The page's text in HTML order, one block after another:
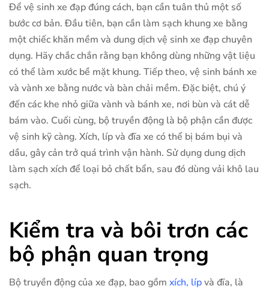
Để vệ sinh xe đạp đúng cách, bạn cần tuân thủ một số
bước cơ bản. Đầu tiên, bạn cần làm sạch khung xe bằng
một chiếc khăn mềm và dung dịch vệ sinh xe đạp chuyên
dụng. Hãy chắc chắn rằng bạn không dùng những vật liệu
có thể làm xước bề mặt khung. Tiếp theo, vệ sinh bánh xe
và vành xe bằng nước và bàn chải mềm. Đặc biệt, chú ý
đến các khe nhỏ giữa vành và bánh xe, nơi bùn và cát dễ
bám vào. Cuối cùng, bộ truyền động là bộ phận cần được
vệ sinh kỹ càng. Xích, líp và đĩa xe có thể bị bám bụi và
dầu, gây cản trở quá trình vận hành. Sử dụng dung dịch
làm sạch xích để loại bỏ chất bẩn, sau đó dùng vải khô lau
sạch.
Kiểm tra và bôi trơn các
bộ phận quan trọng
Bộ truyền động của xe đạp, bao gồm xích, lípvà đĩa, là